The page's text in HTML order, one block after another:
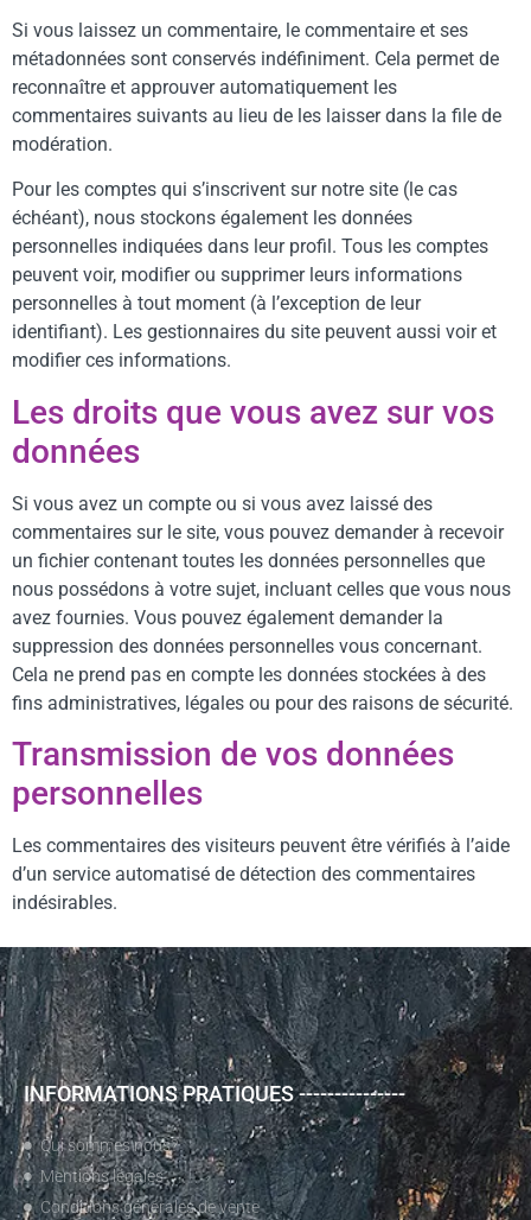
Si vous laissez un commentaire, le commentaire et ses
métadonnées sont conservés indéfiniment. Cela permet de
reconnaître et approuver automatiquement les
commentaires suivants au lieu de les laisser dans la file de
modération.
Pour les comptes qui s’inscrivent sur notre site (le cas
échéant), nous stockons également les données
personnelles indiquées dans leur profil. Tous les comptes
peuvent voir, modifier ou supprimer leurs informations
personnelles à tout moment (à l’exception de leur
identifiant). Les gestionnaires du site peuvent aussi voir et
modifier ces informations.
Les droits que vous avez sur vos
données
Si vous avez un compte ou si vous avez laissé des
commentaires sur le site, vous pouvez demander à recevoir
un fichier contenant toutes les données personnelles que
nous possédons à votre sujet, incluant celles que vous nous
avez fournies. Vous pouvez également demander la
suppression des données personnelles vous concernant.
Cela ne prend pas en compte les données stockées à des
fins administratives, légales ou pour des raisons de sécurité.
Transmission de vos données
personnelles
Les commentaires des visiteurs peuvent être vérifiés à l’aide
d’un service automatisé de détection des commentaires
indésirables.
INFORMATIONS PRATIQUES ---------------
Qui sommes nous?
Mentions légales
Conditions générales de vente